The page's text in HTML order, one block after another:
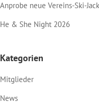
Anprobe neue Vereins-Ski-
He & She Night 2026
Kategorien
Mitglieder
News